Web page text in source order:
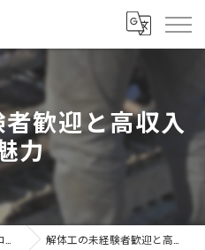
歓迎と高収入
力
解体工の未経験者歓迎と高収入の魅力